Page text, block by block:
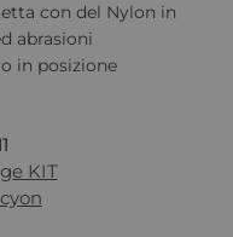
con del Nylon in
abrasioni
in posizione
KIT